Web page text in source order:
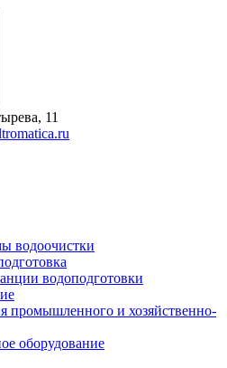
11
водоочистки
водоподготовки
промышленного и хозяйственно-
оборудование